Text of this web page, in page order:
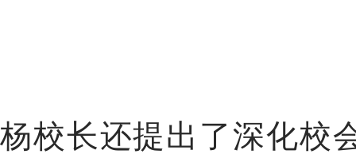
杨校长还提出了深化校